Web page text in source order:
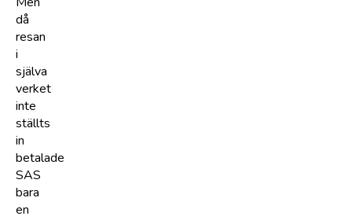
då
resan
i
själva
verket
inte
ställts
in
betalade
SAS
bara
en